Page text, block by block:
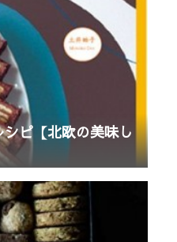
ピ【北欧の美味し